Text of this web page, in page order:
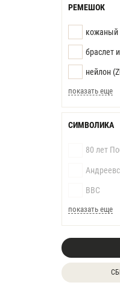
РЕМЕШОК
кожаный
браслет
нейлон
показать еще
СИМВОЛИКА
80 лет
ВВС
показать еще